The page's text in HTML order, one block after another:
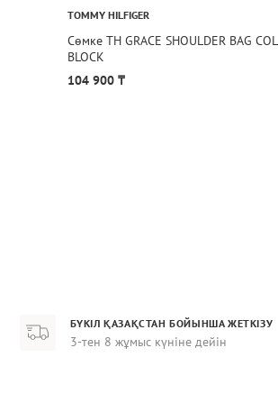
TOMMY HILFIGER
Сөмке TH GRACE SHOULDER BAG COL
BLOCK
104 900 ₸
БҮКІЛ ҚАЗАҚСТАН БОЙЫНША ЖЕТКІЗУ
3-тен 8 жұмыс күніне дейін